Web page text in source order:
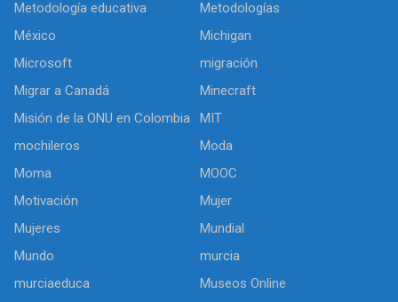
Metodología educativa
Metodologías
México
Michigan
Microsoft
migración
Migrar a Canadá
Minecraft
Misión de la ONU en Colombia
MIT
mochileros
Moda
Moma
MOOC
Motivación
Mujer
Mujeres
Mundial
Mundo
murcia
murciaeduca
Museos Online